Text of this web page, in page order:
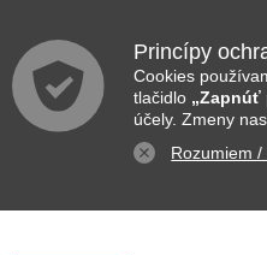
Princípy
Cookies
tlačidlo „Zapnúť
účely. Zmeny
Rozumiem